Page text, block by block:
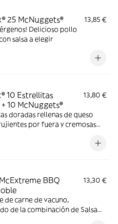
25 McNuggets®
13,85 €
Delicioso pollo
salsa a elegir
10 Estrellitas
10 McNuggets®
13,80 €
doradas rellenas de queso
por fuera y cremosas
BBQ
13,30 €
de carne de vacuno,
de la combinación de Salsa